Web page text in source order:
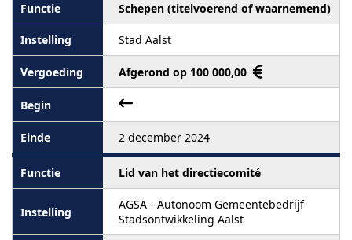
Schepen (titelvoerend of waarnemend)
Stad Aalst
Afgerond op 100 000,00
2 december 2024
Lid van het directiecomité
AGSA - Autonoom Gemeentebedrijf
Stadsontwikkeling Aalst